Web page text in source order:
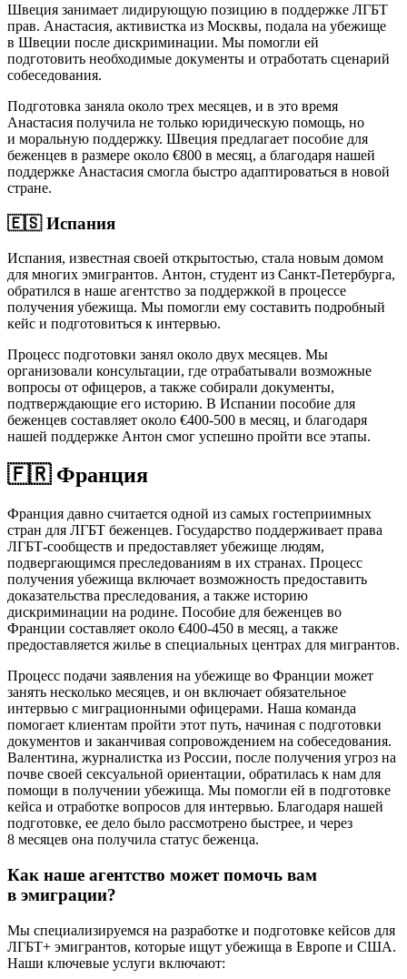
Швеция занимает лидирующую позицию в поддержке ЛГБТ
прав. Анастасия, активистка из Москвы, подала на убежище
в Швеции после дискриминации. Мы помогли ей
подготовить необходимые документы и отработать сценарий
собеседования.
Подготовка заняла около трех месяцев, и в это время
Анастасия получила не только юридическую помощь, но
и моральную поддержку. Швеция предлагает пособие для
беженцев в размере около €800 в месяц, а благодаря нашей
поддержке Анастасия смогла быстро адаптироваться в новой
стране.
🇪🇸 Испания
Испания, известная своей открытостью, стала новым домом
для многих эмигрантов. Антон, студент из Санкт-Петербурга,
обратился в наше агентство за поддержкой в процессе
получения убежища. Мы помогли ему составить подробный
кейс и подготовиться к интервью.
Процесс подготовки занял около двух месяцев. Мы
организовали консультации, где отрабатывали возможные
вопросы от офицеров, а также собирали документы,
подтверждающие его историю. В Испании пособие для
беженцев составляет около €400-500 в месяц, и благодаря
нашей поддержке Антон смог успешно пройти все этапы.
🇫🇷 Франция
Франция давно считается одной из самых гостеприимных
стран для ЛГБТ беженцев. Государство поддерживает права
ЛГБТ-сообществ и предоставляет убежище людям,
подвергающимся преследованиям в их странах. Процесс
получения убежища включает возможность предоставить
доказательства преследования, а также историю
дискриминации на родине. Пособие для беженцев во
Франции составляет около €400-450 в месяц, а также
предоставляется жилье в специальных центрах для мигрантов.
Процесс подачи заявления на убежище во Франции может
занять несколько месяцев, и он включает обязательное
интервью с миграционными офицерами. Наша команда
помогает клиентам пройти этот путь, начиная с подготовки
документов и заканчивая сопровождением на собеседования.
Валентина, журналистка из России, после получения угроз на
почве своей сексуальной ориентации, обратилась к нам для
помощи в получении убежища. Мы помогли ей в подготовке
кейса и отработке вопросов для интервью. Благодаря нашей
подготовке, ее дело было рассмотрено быстрее, и через
8 месяцев она получила статус беженца.
Как наше агентство может помочь вам
в эмиграции?
Мы специализируемся на разработке и подготовке кейсов для
ЛГБТ+ эмигрантов, которые ищут убежища в Европе и США.
Наши ключевые услуги включают: